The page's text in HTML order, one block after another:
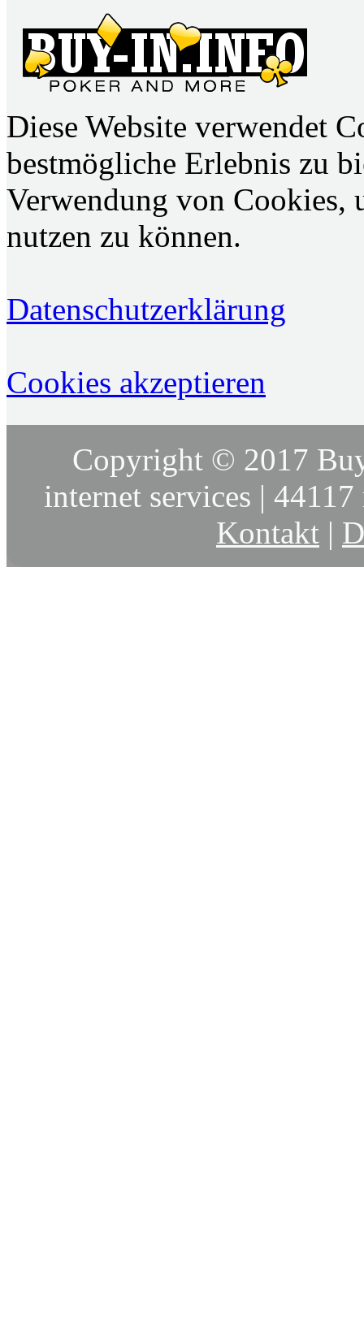
Diese Website verwendet
bestmögliche Erlebnis zu
Verwendung von Cookies,
nutzen zu können.
Datenschutzerklärung
Cookies akzeptieren
Copyright © 2017
internet services |
Kontakt |